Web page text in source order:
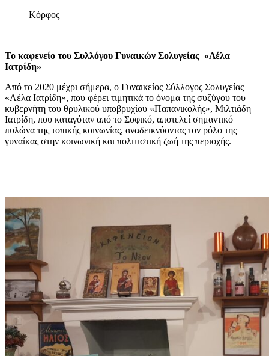
Κόρφος
Το καφενείο του Συλλόγου Γυναικών Σολυγείας «Λέλα
Ιατρίδη»
Από το 2020 μέχρι σήμερα, ο Γυναικείος Σύλλογος Σολυγείας
«Λέλα Ιατρίδη», που φέρει τιμητικά το όνομα της συζύγου του
κυβερνήτη του θρυλικού υποβρυχίου «Παπανικολής», Μιλτιάδη
Ιατρίδη, που καταγόταν από το Σοφικό, αποτελεί σημαντικό
πυλώνα της τοπικής κοινωνίας, αναδεικνύοντας τον ρόλο της
γυναίκας στην κοινωνική και πολιτιστική ζωή της περιοχής.